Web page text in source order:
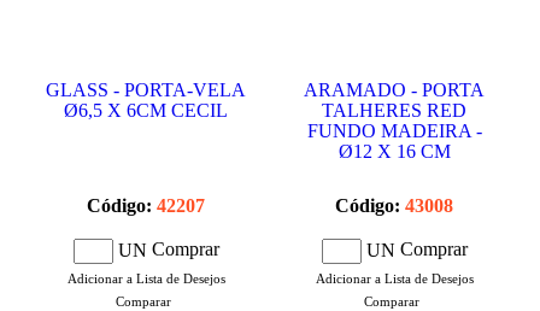
GLASS - PORTA-VELA
Ø6,5 X 6CM CECIL
Código: 42207
UN Comprar
Adicionar a Lista de Desejos
Comparar
ARAMADO - PORTA
TALHERES RED
FUNDO MADEIRA -
Ø12 X 16 CM
Código: 43008
UN Comprar
Adicionar a Lista de Desejos
Comparar